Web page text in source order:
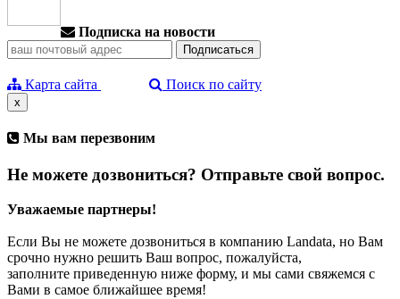
Подписка на новости
Карта сайта Поиск по сайту
x
Мы вам перезвоним
Не можете дозвониться? Отправьте свой вопрос.
Уважаемые партнеры!
Если Вы не можете дозвониться в компанию Landata, но Вам
срочно нужно решить Ваш вопрос, пожалуйста,
заполните приведенную ниже форму, и мы сами свяжемся с
Вами в самое ближайшее время!